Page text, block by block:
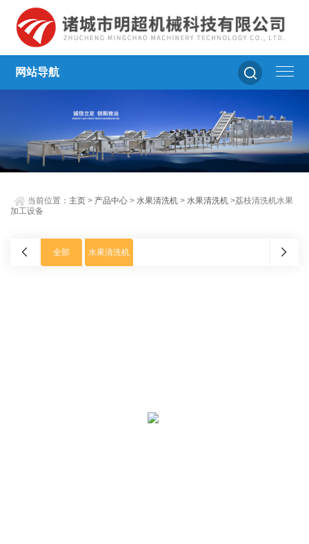
网站导航
当前位置： 主页 > 产品中心 >水果清洗机 >水果清洗机 >荔枝清洗机水果
加工设备
全部 水果清洗机